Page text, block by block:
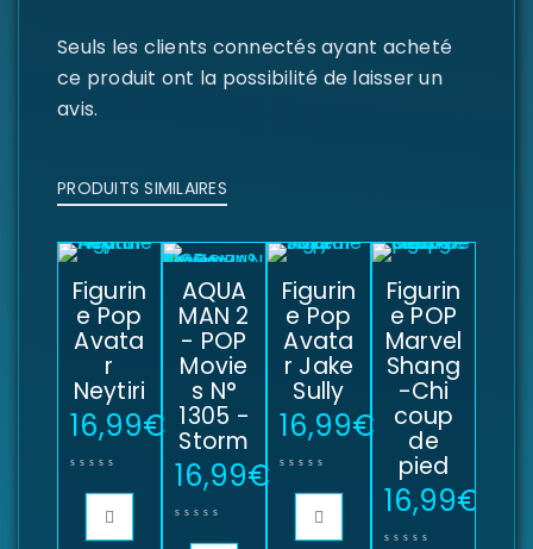
Seuls les clients connectés ayant acheté
ce produit ont la possibilité de laisser un
avis.
PRODUITS SIMILAIRES
Figurin
e Pop
Avata
r
Neytiri
16,99€
AQUA
MAN 2
- POP
Movie
s N°
1305 -
Storm
16,99€
Figurin
e Pop
Avata
r Jake
Sully
16,99€
Figurin
e POP
Marvel
Shang
-Chi
coup
de
pied
16,99€